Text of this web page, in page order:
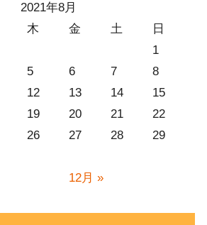
2021年8月
木 金 土 日
12月 »
1
5 6 7
8
12 13 14
15
19 20 21
22
26 27 28
29